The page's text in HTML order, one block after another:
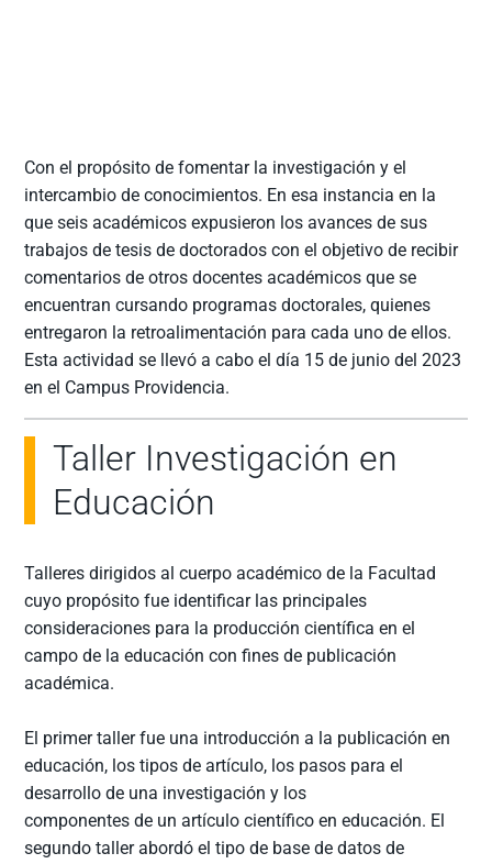
Con el propósito de fomentar la investigación y el
intercambio de conocimientos. En esa instancia en la
que seis académicos expusieron los avances de sus
trabajos de tesis de doctorados con el objetivo de recibir
comentarios de otros docentes académicos que se
encuentran cursando programas doctorales, quienes
entregaron la retroalimentación para cada uno de ellos.
Esta actividad se llevó a cabo el día 15 de junio del 2023
en el Campus Providencia.
Taller Investigación en
Educación
Talleres dirigidos al cuerpo académico de la Facultad
cuyo propósito fue identificar las principales
consideraciones para la producción científica en el
campo de la educación con fines de publicación
académica.
El primer taller fue una introducción a la publicación en
educación, los tipos de artículo, los pasos para el
desarrollo de una investigación y los
componentes de un artículo científico en educación. El
segundo taller abordó el tipo de base de datos de